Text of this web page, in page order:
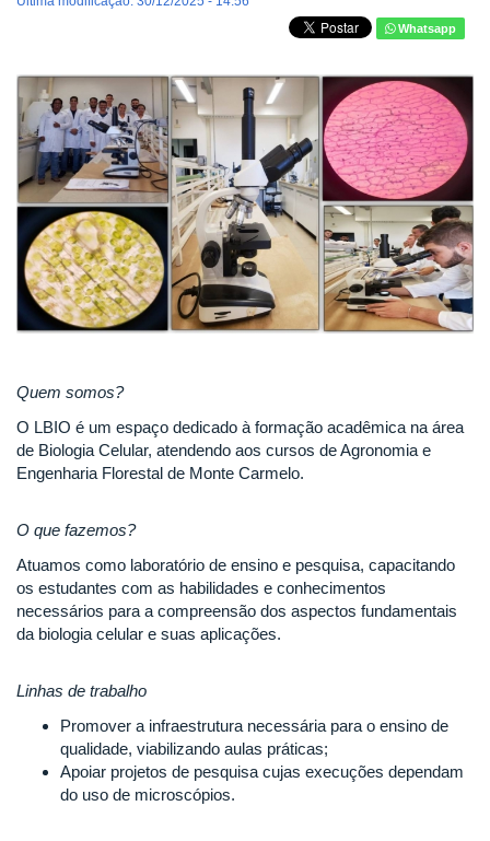
Whatsapp
Quem somos?
O LBIO é um espaço dedicado à formação acadêmica na área
de Biologia Celular, atendendo aos cursos de Agronomia e
Engenharia Florestal de Monte Carmelo.
O que fazemos?
Atuamos como laboratório de ensino e pesquisa, capacitando
os estudantes com as habilidades e conhecimentos
necessários para a compreensão dos aspectos fundamentais
da biologia celular e suas aplicações.
Linhas de trabalho
Promover a infraestrutura necessária para o ensino de
qualidade, viabilizando aulas práticas;
Apoiar projetos de pesquisa cujas execuções dependam
do uso de microscópios.